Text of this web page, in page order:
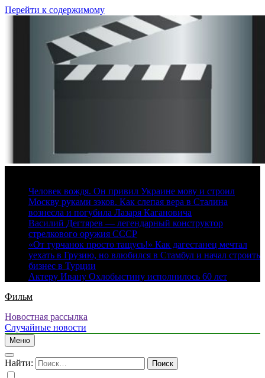
Перейти к содержимому
Человек вождя. Он привил Украине мову и строил
Москву руками зэков. Как слепая вера в Сталина
вознесла и погубила Лазаря Кагановича
Василий Дегтярев — легендарный конструктор
стрелкового оружия СССР
«От турчанок просто тащусь!» Как дагестанец мечтал
уехать в Грузию, но влюбился в Стамбул и начал строить
бизнес в Турции
Актеру Ивану Охлобыстину исполнилось 60 лет
Фильм
Новостная рассылка
Случайные новости
Меню
Найти: